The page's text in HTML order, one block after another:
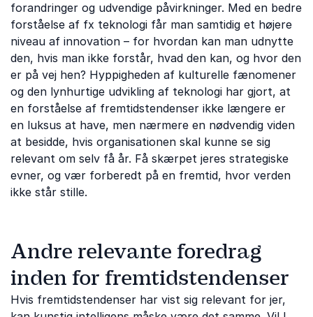
forandringer og udvendige påvirkninger. Med en bedre
forståelse af fx teknologi får man samtidig et højere
niveau af innovation – for hvordan kan man udnytte
den, hvis man ikke forstår, hvad den kan, og hvor den
er på vej hen? Hyppigheden af kulturelle fænomener
og den lynhurtige udvikling af teknologi har gjort, at
en forståelse af fremtidstendenser ikke længere er
en luksus at have, men nærmere en nødvendig viden
at besidde, hvis organisationen skal kunne se sig
relevant om selv få år. Få skærpet jeres strategiske
evner, og vær forberedt på en fremtid, hvor verden
ikke står stille.
Andre relevante foredrag
inden for fremtidstendenser
Hvis fremtidstendenser har vist sig relevant for jer,